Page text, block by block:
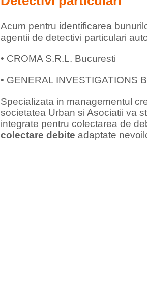
Acum pentru identificarea
agentii de detectivi particulari
• CROMA S.R.L. Bucuresti
• GENERAL INVESTIGATIONS
Specializata in managementul
societatea Urban si Asociatii va
integrate pentru colectarea de
colectare debite adaptate